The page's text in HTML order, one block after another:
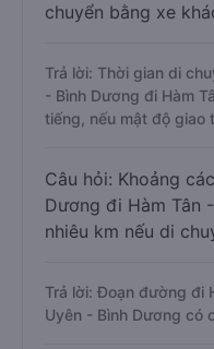
chuyển bằng xe
Trả lời: Thời gian di
- Bình Dương đi Hàm
tiếng, nếu mật độ giao
Câu hỏi: Khoảng
Dương đi Hàm Tân
nhiêu km nếu di
Trả lời: Đoạn đường đi
Uyên - Bình Dương có